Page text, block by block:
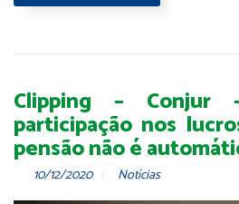
Clipping – Conjur
participação nos
pensão não é
10/12/2020 Notícias